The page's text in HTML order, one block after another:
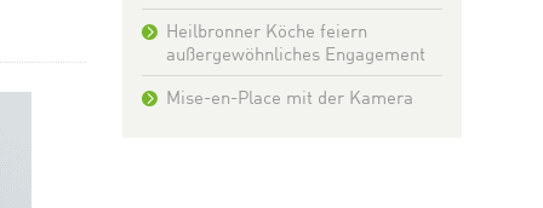
Heilbronner Köche feiern
außergewöhnliches Engagement
Mise-en-Place mit der Kamera